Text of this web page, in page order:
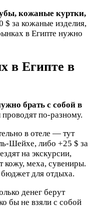
кожаные куртки,
$ за кожаные изделия,
в Египте нужно
в Египте в
брать с собой в
по-разному.
в отеле — тут
Шейхе, либо +25 $ за
на экскурсии,
кожу, меха, сувениры.
для отдыха.
денег берут
бы не взяли с собой